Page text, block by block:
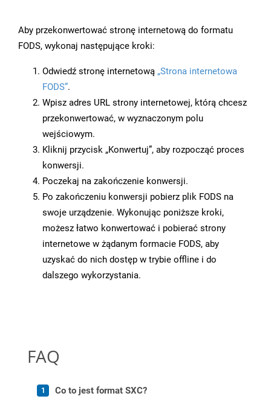
Aby przekonwertować stronę internetową do formatu
FODS, wykonaj następujące kroki:
Odwiedź stronę internetową „Strona internetowa
FODS”.
Wpisz adres URL strony internetowej, którą chcesz
przekonwertować, w wyznaczonym polu
wejściowym.
Kliknij przycisk „Konwertuj”, aby rozpocząć proces
konwersji.
Poczekaj na zakończenie konwersji.
Po zakończeniu konwersji pobierz plik FODS na
swoje urządzenie. Wykonując poniższe kroki,
możesz łatwo konwertować i pobierać strony
internetowe w żądanym formacie FODS, aby
uzyskać do nich dostęp w trybie offline i do
dalszego wykorzystania.
FAQ
Co to jest format SXC?